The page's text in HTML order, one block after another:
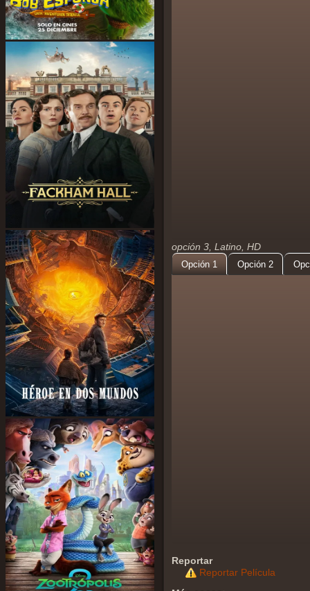
opción 3, Latino, HD
Opción 1 Opción 2
Reportar
Reportar Película